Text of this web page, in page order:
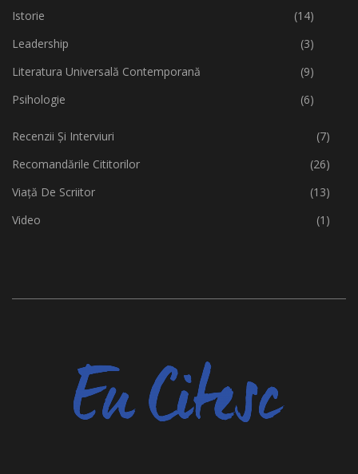
Istorie
(14)
Leadership
(3)
Literatura Universală Contemporană
(9)
Psihologie
(6)
Recenzii Și Interviuri
(7)
Recomandările Cititorilor
(26)
Viață De Scriitor
(13)
Video
(1)